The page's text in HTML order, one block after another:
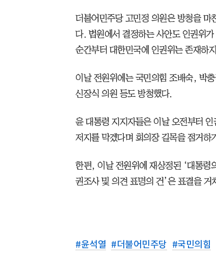
더불어민주당 고민정 의원은 방청을 마
다. 법원에서 결정하는 사안도 인권위
순간부터 대한민국에 인권위는 존재하
이날 전원위에는 국민의힘 조배숙, 박
신장식 의원 등도 방청했다.
윤 대통령 지지자들은 이날 오전부터
저지를 막겠다며 회의장 길목을 점거하
한편, 이날 전원위에 재상정된 ‘대통령
권조사 및 의견 표명의 건’은 표결을 거
#윤석열 #더불어민주당 #국민의힘